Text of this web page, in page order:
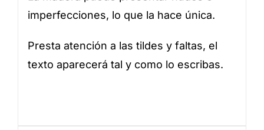
imperfecciones, lo que la hace única.
Presta atención a las tildes y faltas, el
texto aparecerá tal y como lo escribas.